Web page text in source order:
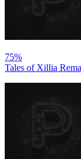
75%
Tales of Xillia